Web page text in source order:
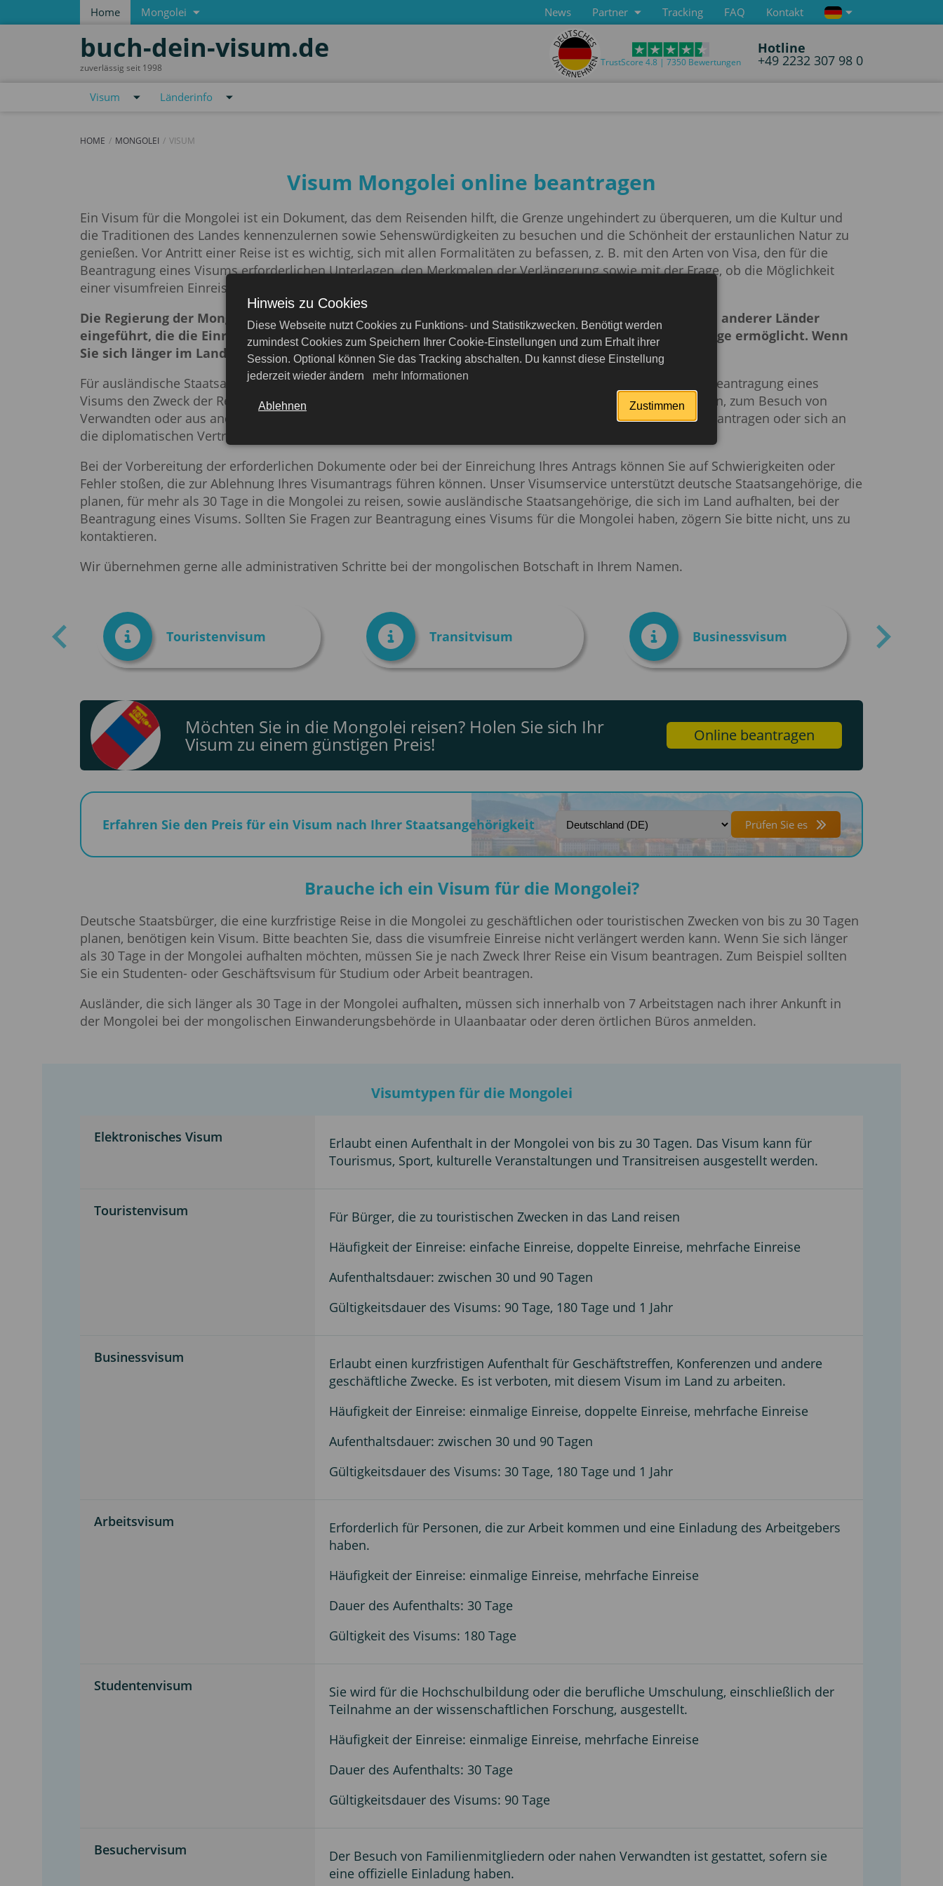
Home Mongolei News Partner Tracking FAQ Kontakt
buch-dein-visum.de
zuverlässig seit 1998 TrustScore 4.8 | 7350 Bewertungen
Hotline
+49 2232 307 98 0
Visum Länderinfo
HOME MONGOLEI VISUM
Visum Mongolei online beantragen
Ein Visum für die Mongolei ist ein Dokument, das dem Reisenden hilft, die Grenze ungehindert zu überqueren, um die Kultur und
die Traditionen des Landes kennenzulernen sowie Sehenswürdigkeiten zu besuchen und die Schönheit der erstaunlichen Natur zu
genießen. Vor Antritt einer Reise ist es wichtig, sich mit allen Formalitäten zu befassen, z. B. mit den Arten von Visa, den für die
Beantragung eines Visums erforderlichen Unterlagen, den Merkmalen der Verlängerung sowie mit der Frage, ob die Möglichkeit
einer visumfreien Einreise besteht und ob Sie diese Voraussetzungen erfüllen.
Die Regierung der Mongolei hat eine visafreie Regelung für Bürger aus Deutschland und einer Reihe anderer Länder
eingeführt, die die Einreise in das Land zu touristischen und geschäftlichen Zwecken für bis zu 30 Tage ermöglicht. Wenn
Sie sich länger im Land aufhalten möchten, müssen Sie ein Visum beantragen.
Für ausländische Staatsangehörige, denen die visumfreie Einreise nicht gestattet ist, ist es wichtig, vor der Beantragung eines
Visums den Zweck der Reise in das Land zu bestimmen, sei es zu touristischen Zwecken, für Geschäftstreffen, zum Besuch von
Verwandten oder aus anderen Gründen. Für Reisen in die Mongolei können Sie ein elektronisches Visum beantragen oder sich an
die diplomatischen Vertretungen der Mongolei in Deutschland wenden.
Bei der Vorbereitung der erforderlichen Dokumente oder bei der Einreichung Ihres Antrags können Sie auf Schwierigkeiten oder
Fehler stoßen, die zur Ablehnung Ihres Visumantrags führen können. Unser Visumservice unterstützt deutsche Staatsangehörige, die
planen, für mehr als 30 Tage in die Mongolei zu reisen, sowie ausländische Staatsangehörige, die sich im Land aufhalten, bei der
Beantragung eines Visums. Sollten Sie Fragen zur Beantragung eines Visums für die Mongolei haben, zögern Sie bitte nicht, uns zu
kontaktieren.
Wir übernehmen gerne alle administrativen Schritte bei der mongolischen Botschaft in Ihrem Namen.
Touristenvisum Transitvisum Businessvisum
Möchten Sie in die Mongolei reisen? Holen Sie sich Ihr
Visum zu einem günstigen Preis! Online beantragen
Erfahren Sie den Preis für ein Visum nach Ihrer Staatsangehörigkeit Prüfen Sie es
Brauche ich ein Visum für die Mongolei?
Deutsche Staatsbürger, die eine kurzfristige Reise in die Mongolei zu geschäftlichen oder touristischen Zwecken von bis zu 30 Tagen
planen, benötigen kein Visum. Bitte beachten Sie, dass die visumfreie Einreise nicht verlängert werden kann. Wenn Sie sich länger
als 30 Tage in der Mongolei aufhalten möchten, müssen Sie je nach Zweck Ihrer Reise ein Visum beantragen. Zum Beispiel sollten
Sie ein Studenten- oder Geschäftsvisum für Studium oder Arbeit beantragen.
Ausländer, die sich länger als 30 Tage in der Mongolei aufhalten, müssen sich innerhalb von 7 Arbeitstagen nach ihrer Ankunft in
der Mongolei bei der mongolischen Einwanderungsbehörde in Ulaanbaatar oder deren örtlichen Büros anmelden.
Visumtypen für die Mongolei
Elektronisches Visum
Erlaubt einen Aufenthalt in der Mongolei von bis zu 30 Tagen. Das Visum kann für
Tourismus, Sport, kulturelle Veranstaltungen und Transitreisen ausgestellt werden.
Touristenvisum
Für Bürger, die zu touristischen Zwecken in das Land reisen
Häufigkeit der Einreise: einfache Einreise, doppelte Einreise, mehrfache Einreise
Aufenthaltsdauer: zwischen 30 und 90 Tagen
Gültigkeitsdauer des Visums: 90 Tage, 180 Tage und 1 Jahr
Businessvisum
Erlaubt einen kurzfristigen Aufenthalt für Geschäftstreffen, Konferenzen und andere
geschäftliche Zwecke. Es ist verboten, mit diesem Visum im Land zu arbeiten.
Häufigkeit der Einreise: einmalige Einreise, doppelte Einreise, mehrfache Einreise
Aufenthaltsdauer: zwischen 30 und 90 Tagen
Gültigkeitsdauer des Visums: 30 Tage, 180 Tage und 1 Jahr
Arbeitsvisum
Erforderlich für Personen, die zur Arbeit kommen und eine Einladung des Arbeitgebers
haben.
Häufigkeit der Einreise: einmalige Einreise, mehrfache Einreise
Dauer des Aufenthalts: 30 Tage
Gültigkeit des Visums: 180 Tage
Studentenvisum
Sie wird für die Hochschulbildung oder die berufliche Umschulung, einschließlich der
Teilnahme an der wissenschaftlichen Forschung, ausgestellt.
Häufigkeit der Einreise: einmalige Einreise, mehrfache Einreise
Dauer des Aufenthalts: 30 Tage
Gültigkeitsdauer des Visums: 90 Tage
Besuchervisum
Der Besuch von Familienmitgliedern oder nahen Verwandten ist gestattet, sofern sie
eine offizielle Einladung haben.
Hinweis zu Cookies
Diese Webseite nutzt Cookies zu Funktions- und Statistikzwecken. Benötigt werden
zumindest Cookies zum Speichern Ihrer Cookie-Einstellungen und zum Erhalt ihrer
Session. Optional können Sie das Tracking abschalten. Du kannst diese Einstellung
jederzeit wieder ändern
mehr Informationen
Ablehnen Zustimmen